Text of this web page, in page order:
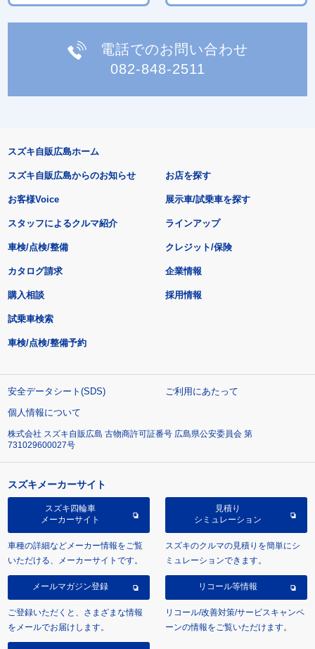
電話でのお問い合わせ
082-848-2511
スズキ自販広島ホーム
スズキ自販広島からのお知らせ
お客様Voice
スタッフによるクルマ紹介
お店を探す
展示車/試乗車を探す
ラインアップ
車検/点検/整備 クレジット/保険
カタログ請求
購入相談
試乗車検索
車検/点検/整備予約
企業情報
採用情報
安全データシート(SDS)
ご利用にあたって
個人情報について
株式会社 スズキ自販広島 古物商許可証番号 広島県公安委員会 第
731029600027号
スズキメーカーサイト
スズキ四輪車
メーカーサイト
車種の詳細などメーカー情報をご覧
いただける、メーカーサイトです。
見積り
シミュレーション
スズキのクルマの見積りを簡単にシ
ミュレーションできます。
メールマガジン登録
ご登録いただくと、さまざまな情報
をメールでお届けします。
リコール等情報
リコール/改善対策/サービスキャンペ
ーンの情報をご覧いただけます。